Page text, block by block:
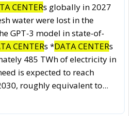
CENTERs globally in 2027
water were lost in the
GPT-3 model in state-of-
CENTERs *DATA CENTERs
485 TWh of electricity in
is expected to reach
roughly equivalent to...